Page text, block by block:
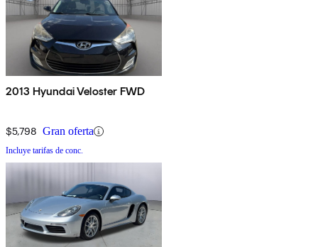
2013 Hyundai Veloster FWD
$5,798 Gran oferta
Incluye tarifas de conc.